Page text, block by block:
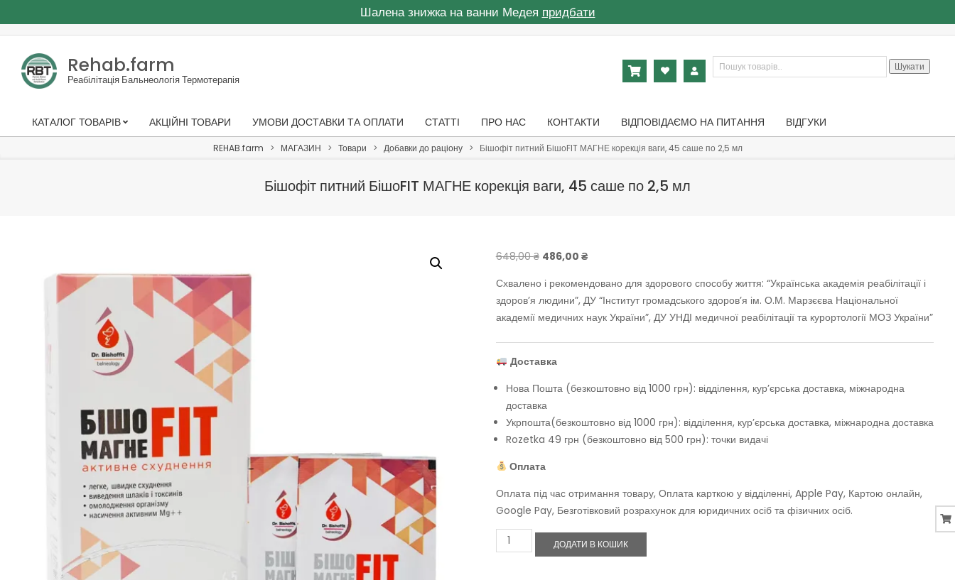
Шалена знижка на ванни Медея придбати
Skip
content
Rehab.farm
Реабілітація Бальнеологія Термотерапія
Шукати: Шукати
Primary
КАТАЛОГ ТОВАРІВ АКЦІЙНІ ТОВАРИ УМОВИ ДОСТАВКИ ТА ОПЛАТИ СТАТТІ ПРО НАС КОНТАКТИ ВІДПОВІДАЄМО НА ПИТАННЯ ВІДГУКИ
REHAB.farm > МАГАЗИН > Товари > Добавки до раціону > Бішофіт питний БішоFIT МАГНЕ корекція ваги, 45 саше по 2,5 мл
Бішофіт питний БішоFIT МАГНЕ корекція ваги, 45 саше по 2,5 мл
648,00₴ Оригінальна
648,00 ₴.
486,00 ₴Поточна
486,00 ₴.
Схвалено і рекомендовано для здорового способу життя: “Українська академія реабілітації і
здоров’я людини”, ДУ “Інститут громадського здоров’я ім. О.М. Марзєєва Національної
академії медичних наук України”, ДУ УНДІ медичної реабілітації та курортології МОЗ України”
Доставка
Нова Пошта (безкоштовно від 1000 грн): відділення, кур’єрська доставка, міжнародна
доставка
Укрпошта(безкоштовно від 1000 грн): відділення, кур’єрська доставка, міжнародна доставка
Rozetka 49 грн (безкоштовно від 500 грн): точки видачі
Оплата
Оплата під час отримання товару, Оплата карткою у відділенні, Apple Pay, Картою онлайн,
Google Pay, Безготівковий розрахунок для юридичних осіб та фізичних осіб.
Бішофіт
питний
БішоFIT
ДОДАТИ В КОШИК